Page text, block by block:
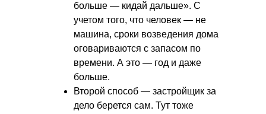
больше — кидай дальше». С
учетом того, что человек — не
машина, сроки возведения дома
оговариваются с запасом по
времени. А это — год и даже
больше.
Второй способ — застройщик за
дело берется сам. Тут тоже